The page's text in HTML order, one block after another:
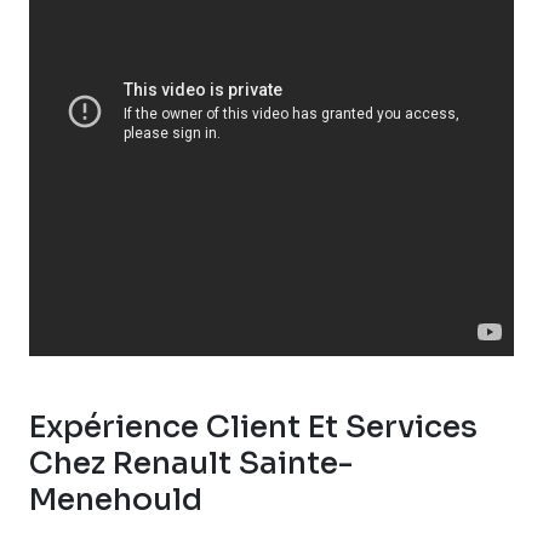
Expérience Client Et Services
Chez Renault Sainte-
Menehould